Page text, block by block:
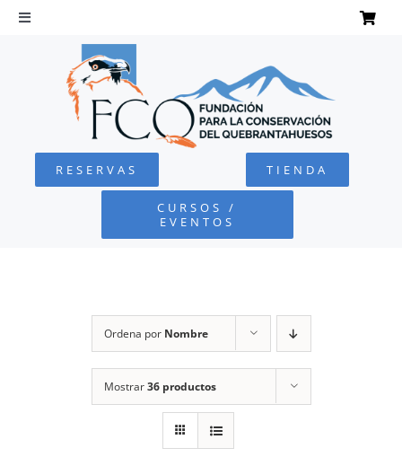
Saltar
Toggle
Navigation
QUEBRANTAHUESOS
FUNDACIÓN
RESERVAS TIENDA
CURSOS /
EVENTOS
Ordena por Nombre
Mostrar36 productos